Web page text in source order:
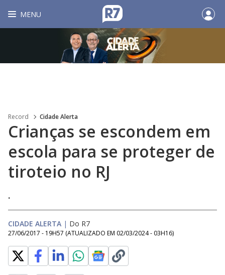
MENU
Record Cidade Alerta
Crianças se escondem em
escola para se proteger de
tiroteio no RJ
.
CIDADE ALERTA | Do R7
27/06/2017 - 19H57 (ATUALIZADO EM 02/03/2024 - 03H16)